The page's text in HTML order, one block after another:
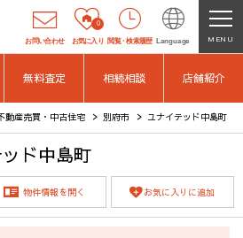
お問い合わせ
0
お気に入り 閲覧・ 検索履歴 Language MENU
無料査定 相続相談 店舗紹介
動産売買・中古住宅 別府市 ユナイテッド中島町
ド中島町
物件情報を開く お気に入りに追加